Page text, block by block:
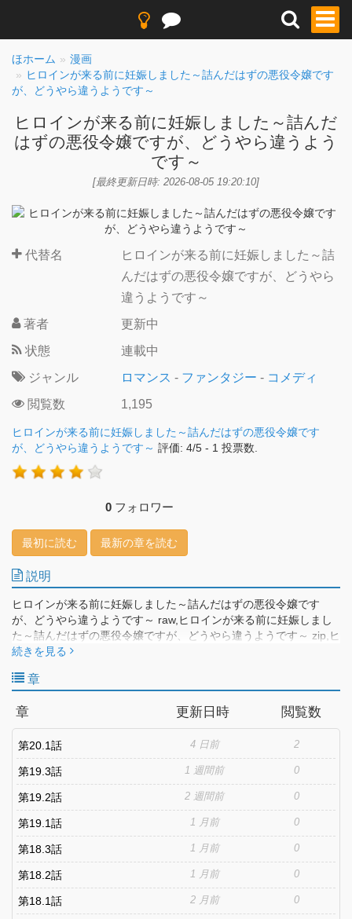
ほホーム
漫画
ヒロインが来る前に妊娠しました～詰んだはずの悪役令嬢です
が、どうやら違うようです～
ヒロインが来る前に妊娠しました～詰んだ
はずの悪役令嬢ですが、どうやら違うよう
です～
[最終更新日時: 2026-08-05 19:20:10]
代替名
ヒロインが来る前に妊娠しました～詰
んだはずの悪役令嬢ですが、どうやら
違うようです～
著者
更新中
状態
連載中
ジャンル
ロマンス - ファンタジー - コメディ
閲覧数
1,195
ヒロインが来る前に妊娠しました～詰んだはずの悪役令嬢です
が、どうやら違うようです～ 評価: 4/5 - 1 投票数.
0 フォロワー
最初に読む 最新の章を読む
説明
ヒロインが来る前に妊娠しました～詰んだはずの悪役令嬢です
が、どうやら違うようです～ raw,ヒロインが来る前に妊娠しまし
た～詰んだはずの悪役令嬢ですが、どうやら違うようです～ zip,ヒ
ロインが来る前に妊娠しました～詰んだはずの悪役令嬢ですが、
Shimashita Tsunda Hazu No Akuyaku Reijodesuga, Doyara
令嬢フェリー・ロマーナ』 侯爵令嬢フェリー・ロマーナは婚約者
のミューズ・ランベストとラブラブな関係を育み、妊娠中だっ
た。しかし、自分が生きている世界は前世でプレイしていた乙女
ゲームの世界であり、自分が悪役令嬢であることに気付く。ゲー
ムのシナリオ通り、ヒロインのリリンが学園に転校し、フェリー
が没落する舞台が整う。しかし、断罪されるはずだった悪役令嬢
の運命は、妊娠をきっかけに大きく変わり始める！
続きを見る
章
章 更新日時 閲覧数
第20.1話 4 日前 2
第19.3話 1 週間前 0
第19.2話 2 週間前 0
第19.1話 1 月前 0
第18.3話 1 月前 0
第18.2話 1 月前 0
第18.1話 2 月前 0